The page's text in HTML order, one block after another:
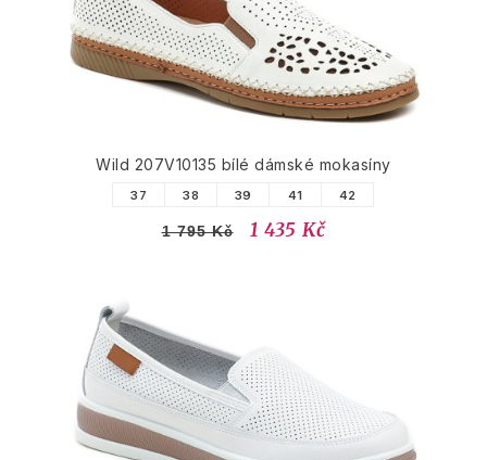
Wild 207V10135 bílé dámské mokasíny
37 38 39 41 42
1 795 Kč 1 435 Kč